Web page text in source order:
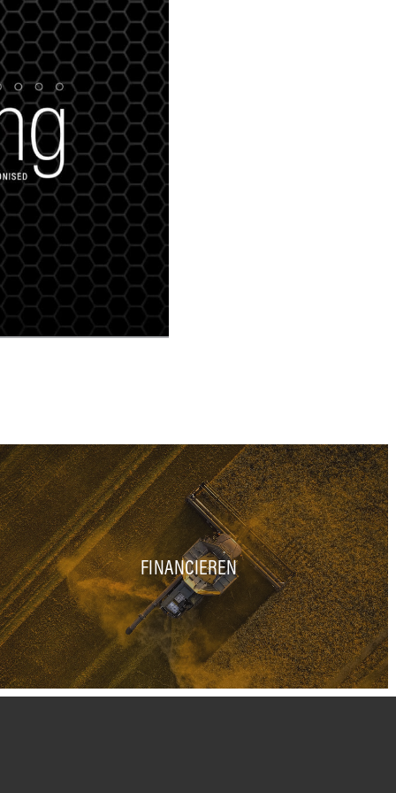
FINANCIEREN